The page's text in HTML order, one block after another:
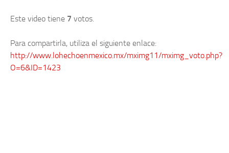
Este video tiene 7 votos.
Para compartirla, utiliza el siguiente enlace:
http://www.lohechoenmexico.mx/mximg11/mximg_voto.php?
O=6&ID=1423